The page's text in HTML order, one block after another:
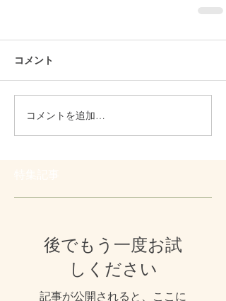
コメント
コメントを追加…
後でもう一度お試
しください
記事が公開されると、ここに